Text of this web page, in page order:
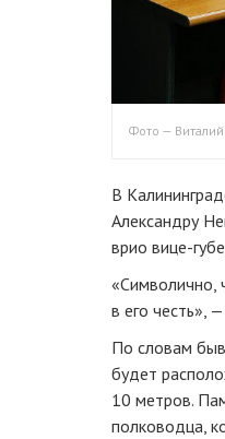
Фото —
В
Александру
врио вице-
«Символично,
в его честь»,
По словам
будет
10 метров.
полководца,